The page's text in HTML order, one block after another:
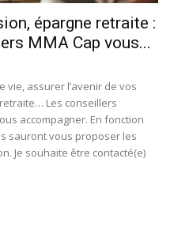
épargne retraite :
MMA Cap vous...
vie, assurer l’avenir de vos
Les conseillers
accompagner. En fonction
sauront vous proposer les
Je souhaite être contacté(e)